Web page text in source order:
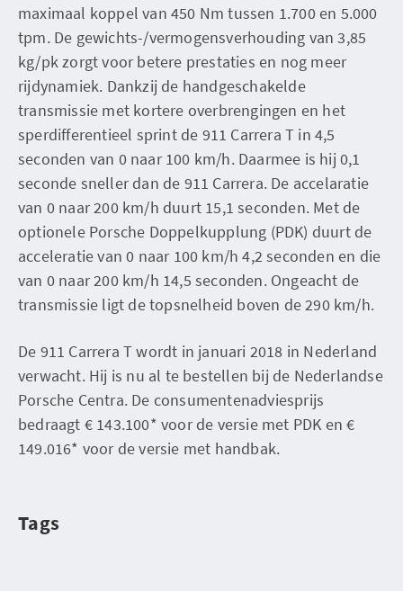
maximaal koppel van 450 Nm tussen 1.700 en 5.000
tpm. De gewichts-/vermogensverhouding van 3,85
kg/pk zorgt voor betere prestaties en nog meer
rijdynamiek. Dankzij de handgeschakelde
transmissie met kortere overbrengingen en het
sperdifferentieel sprint de 911 Carrera T in 4,5
seconden van 0 naar 100 km/h. Daarmee is hij 0,1
seconde sneller dan de 911 Carrera. De accelaratie
van 0 naar 200 km/h duurt 15,1 seconden. Met de
optionele Porsche Doppelkupplung (PDK) duurt de
acceleratie van 0 naar 100 km/h 4,2 seconden en die
van 0 naar 200 km/h 14,5 seconden. Ongeacht de
transmissie ligt de topsnelheid boven de 290 km/h.
De 911 Carrera T wordt in januari 2018 in Nederland
verwacht. Hij is nu al te bestellen bij de Nederlandse
Porsche Centra. De consumentenadviesprijs
bedraagt € 143.100* voor de versie met PDK en €
149.016* voor de versie met handbak.
Tags